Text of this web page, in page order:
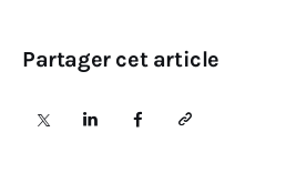
Sport
Société
Partager cet article